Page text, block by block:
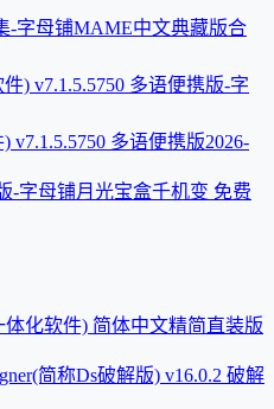
MAME中文典藏版合
v7.1.5.5750 多语便携版2026-
月光宝盒千机变 免费
体化软件) 简体中文精简直装版
简称Ds破解版) v16.0.2 破解